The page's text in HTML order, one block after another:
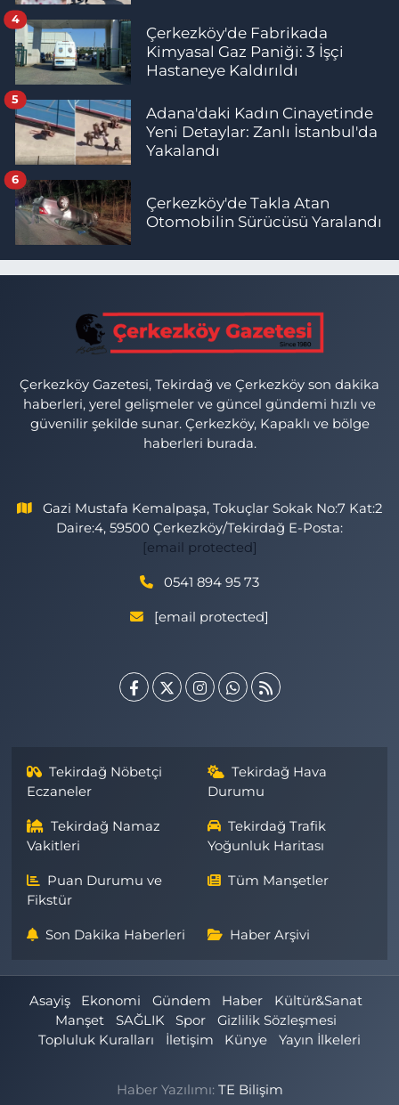
Çerkezköy'de Fabrikada
Kimyasal Gaz Paniği: 3 İşçi
Hastaneye Kaldırıldı
4
Adana'daki Kadın Cinayetinde
Yeni Detaylar: Zanlı İstanbul'da
Yakalandı
5
Çerkezköy'de Takla Atan
Otomobilin Sürücüsü Yaralandı
6
Çerkezköy Gazetesi, Tekirdağ ve Çerkezköy son dakika
haberleri, yerel gelişmeler ve güncel gündemi hızlı ve
güvenilir şekilde sunar. Çerkezköy, Kapaklı ve bölge
haberleri burada.
Gazi Mustafa Kemalpaşa, Tokuçlar Sokak No:7 Kat:2
Daire:4, 59500 Çerkezköy/Tekirdağ E-Posta:
[email protected]
0541 894 95 73
[email protected]
Tekirdağ Nöbetçi
Eczaneler
Tekirdağ Hava
Durumu
Tekirdağ Namaz
Vakitleri
Tekirdağ Trafik
Yoğunluk Haritası
Puan Durumu ve
Fikstür
Tüm Manşetler
Son Dakika Haberleri Haber Arşivi
Asayiş Ekonomi Gündem Haber
Kültür&Sanat
Manşet
SAĞLIK Spor
Gizlilik Sözleşmesi
Topluluk Kuralları
İletişim Künye Yayın İlkeleri
Haber Yazılımı: TE Bilişim